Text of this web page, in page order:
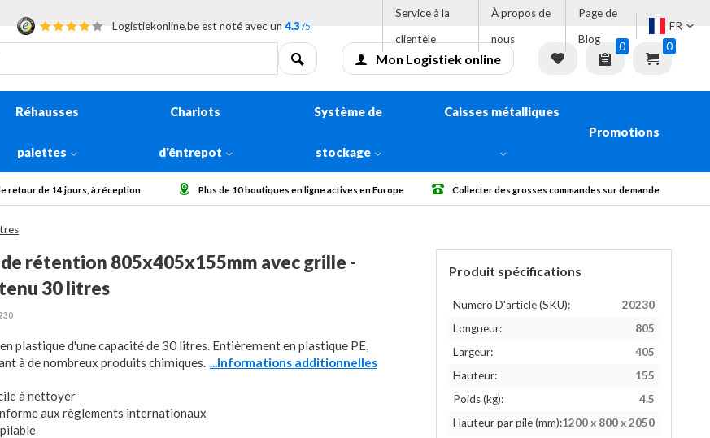
Logistiekonline.be est noté avec un 4.3 /5
Service à la
clientèle
À propos de
nous
Page de
Blog
FR
Mon Logistiek online
0 0
Réhausses
palettes
Chariots
d'êntrepot
Système de
stockage
Caisses métalliques
Promotions
Plus de 10 boutiques en ligne actives en Europe Collecter des grosses commandes sur demande Livraison gratuite à partir de € 500
de rétention 805x405x155mm avec grille -
30 litres
plastique d'une capacité de 30 litres. Entièrement en plastique PE,
à de nombreux produits chimiques. ...Informations additionnelles
à nettoyer
aux règlements internationaux
Produit spécifications
Numero D'article (SKU):
20230
Longueur:
805
Largeur:
405
Hauteur:
155
Poids (kg):
4.5
Hauteur par pile (mm):1200 x 800 x 2050